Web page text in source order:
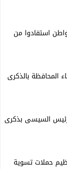
الدقهلية: 1596 مواطن استفادوا من
المحافظة بالذكرى
السيسى بذكرى
حملات تسوية